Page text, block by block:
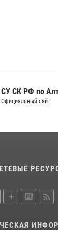
СУ СК РФ по
Официальный сайт